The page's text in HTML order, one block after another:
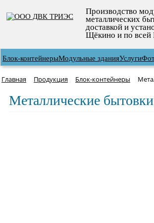
Производство
металлических
доставкой и
Щёкино и по всей
Блок-контейнерыМодульные зданияУслуги
Главная Продукция Блок-контейнеры
Металлические